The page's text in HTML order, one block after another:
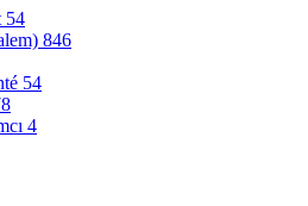
54
846
54
4